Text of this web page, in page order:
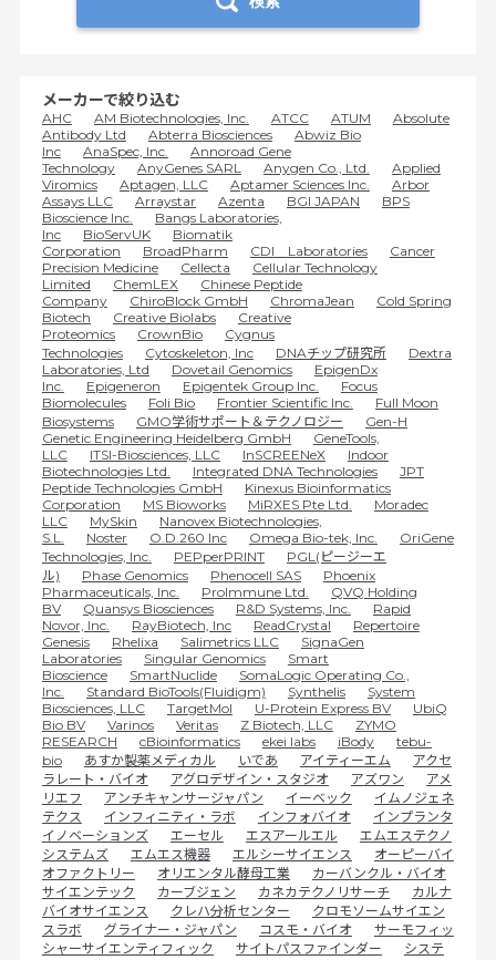
メーカーで絞り込む
AHC AM Biotechnologies, Inc. ATCC ATUM
Absolute
Antibody Ltd
Abterra Biosciences
Abwiz Bio
Inc
AnaSpec, Inc.
Annoroad Gene
Technology
AnyGenes SARL Anygen Co., Ltd.
Applied
Viromics
Aptagen, LLC Aptamer Sciences Inc.
Arbor
Assays LLC
Arraystar Azenta BGI JAPAN
BPS
Bioscience Inc.
Bangs Laboratories,
Inc
BioServUK
Biomatik
Corporation
BroadPharm CDI Laboratories
Cancer
Precision Medicine
Cellecta
Cellular Technology
Limited
ChemLEX
Chinese Peptide
Company
ChiroBlock GmbH ChromaJean
Cold Spring
Biotech
Creative Biolabs
Creative
Proteomics
CrownBio
Cygnus
Technologies
Cytoskeleton, Inc DNAチップ研究所
Dextra
Laboratories, Ltd
Dovetail Genomics
EpigenDx
Inc.
Epigeneron Epigentek Group Inc.
Focus
Biomolecules
Foli Bio Frontier Scientific Inc.
Full Moon
Biosystems
GMO学術サポート＆テクノロジー
Gen-H
Genetic Engineering Heidelberg GmbH
GeneTools,
LLC
ITSI-Biosciences, LLC InSCREENeX
Indoor
Biotechnologies Ltd.
Integrated DNA Technologies
JPT
Peptide Technologies GmbH
Kinexus Bioinformatics
Corporation
MS Bioworks MiRXES Pte Ltd.
Moradec
LLC
MySkin
Nanovex Biotechnologies,
S.L.
Noster O.D.260 Inc Omega Bio-tek, Inc.
OriGene
Technologies, Inc.
PEPperPRINT
PGL(ピージーエ
ル)
Phase Genomics Phenocell SAS
Phoenix
Pharmaceuticals, Inc.
ProImmune Ltd.
QVQ Holding
BV
Quansys Biosciences R&D Systems, Inc.
Rapid
Novor, Inc.
RayBiotech, Inc ReadCrystal
Repertoire
Genesis
Rhelixa Salimetrics LLC
SignaGen
Laboratories
Singular Genomics
Smart
Bioscience
SmartNuclide
SomaLogic Operating Co.,
Inc.
Standard BioTools(Fluidigm) Synthelis
System
Biosciences, LLC
TargetMol U-Protein Express BV
UbiQ
Bio BV
Varinos Veritas Z Biotech, LLC
ZYMO
RESEARCH
cBioinformatics ekei labs iBody
tebu-
bio
あすか製薬メディカル いであ アイティーエム
アクセ
ラレート・バイオ
アグロデザイン・スタジオ アズワン
アメ
リエフ
アンチキャンサージャパン イーベック
イムノジェネ
テクス
インフィニティ・ラボ インフォバイオ
インプランタ
イノベーションズ
エーセル エスアールエル
エムエステクノ
システムズ
エムエス機器 エルシーサイエンス
オーピーバイ
オファクトリー
オリエンタル酵母工業
カーバンクル・バイオ
サイエンテック
カーブジェン カネカテクノリサーチ
カルナ
バイオサイエンス
クレハ分析センター
クロモソームサイエン
スラボ
グライナー・ジャパン コスモ・バイオ
サーモフィッ
シャーサイエンティフィック
サイトパスファインダー
システ